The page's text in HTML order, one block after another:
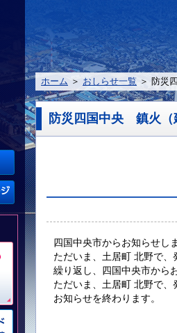
ホーム ＞ おしらせ一覧 ＞ 防災
防災四国中央 鎮火（
四国中央市からお知らせし
ただいま、土居町 北野で
繰り返し、四国中央市から
ただいま、土居町 北野で
お知らせを終わります。